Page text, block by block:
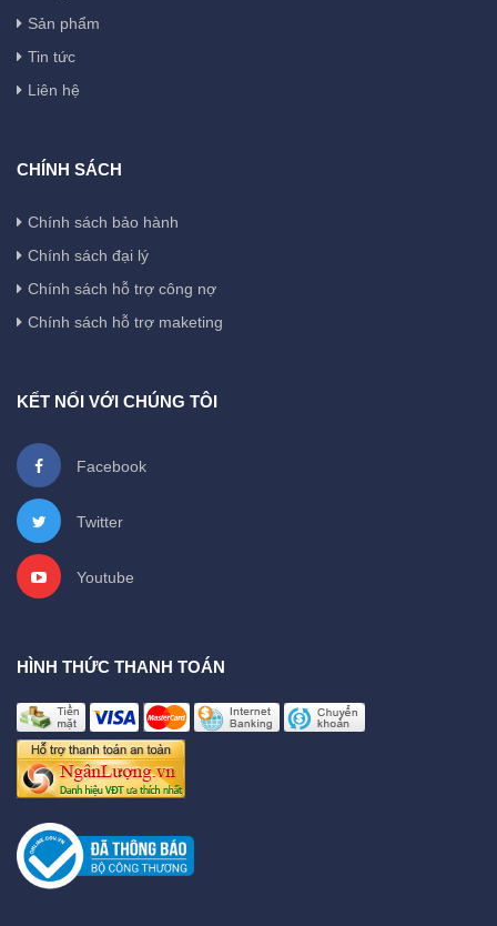
Sản phẩm
Tin tức
Liên hệ
CHÍNH SÁCH
Chính sách bảo hành
Chính sách đại lý
Chính sách hỗ trợ công nợ
Chính sách hỗ trợ maketing
KẾT NỐI VỚI CHÚNG TÔI
Facebook
Twitter
Youtube
HÌNH THỨC THANH TOÁN